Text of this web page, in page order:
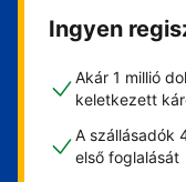
Ingyen
Akár 1 millió
keletkezett
A szállásadók
első foglalását